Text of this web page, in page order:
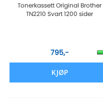
Tonerkassett Original Brother
TN2210 Svart 1200 sider
795,-
KJØP